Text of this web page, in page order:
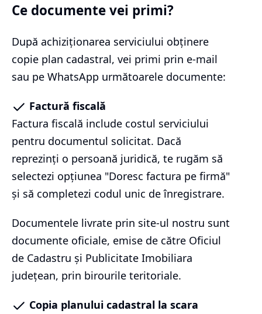
Ce documente vei primi?
După achiziționarea serviciului obținere
copie plan cadastral, vei primi prin e-mail
sau pe WhatsApp următoarele documente:
Factură fiscală
Factura fiscală include costul serviciului
pentru documentul solicitat. Dacă
reprezinți o persoană juridică, te rugăm să
selectezi opțiunea "Doresc factura pe firmă"
și să completezi codul unic de înregistrare.
Documentele livrate prin site-ul nostru sunt
documente oficiale, emise de către Oficiul
de Cadastru și Publicitate Imobiliara
județean, prin birourile teritoriale.
Copia planului cadastral la scara